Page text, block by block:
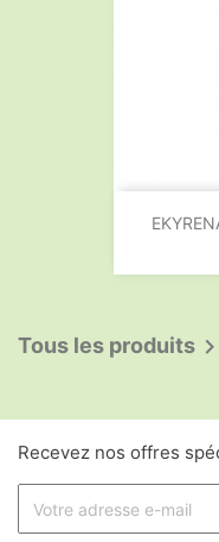
Tous les produits 
Recevez nos offres